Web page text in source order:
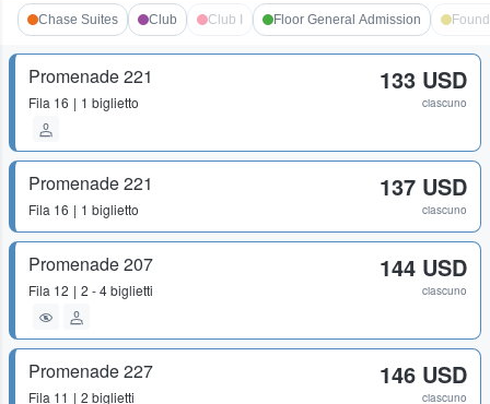
Chase Suites Club Club I Floor General Admission
Promenade 221
Fila 16 1 biglietto
133 USD
ciascuno
Promenade 221
Fila 16 1 biglietto
137 USD
ciascuno
Promenade 207
Fila 12 2 - 4 biglietti
144 USD
ciascuno
Promenade 227
Fila 11 2 biglietti
146 USD
ciascuno